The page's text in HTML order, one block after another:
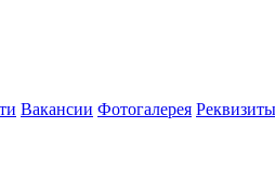
Вакансии Фотогалерея Реквизиты